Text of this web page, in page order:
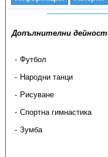
Допълнителни
Футбол
Народни танци
Рисуване
Спортна гимнастика
Зумба